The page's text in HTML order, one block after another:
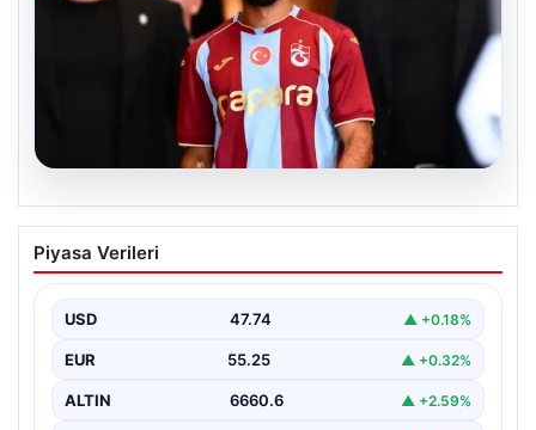
07.08.2026
Trabzonspor’da Salah Sürprizi: Göztepe
Maçı Kadrosu Netleşti
sahaya çıkacak oyuncuları açıkladı. Bu önemli mücadele,
uzun…
Piyasa Verileri
USD 47.74 ▲ +0.18%
EUR 55.25 ▲ +0.32%
ALTIN 6660.6 ▲ +2.59%